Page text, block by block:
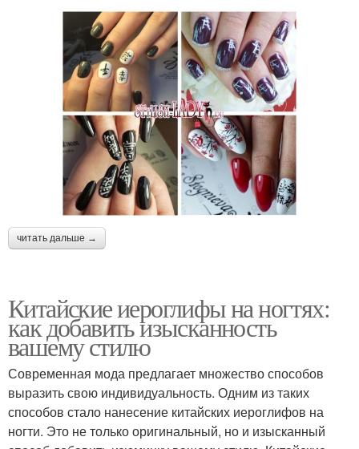
читать дальше →
Китайские иероглифы на ногтях:
как добавить изысканность
вашему стилю
Современная мода предлагает множество способов
выразить свою индивидуальность. Одним из таких
способов стало нанесение китайских иероглифов на
ногти. Это не только оригинальный, но и изысканный